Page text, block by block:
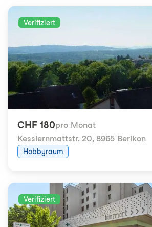
Verifiziert
CHF 180pro Monat
Kesslernmattstr. 20, 8965 Berikon
Hobbyraum
Verifiziert